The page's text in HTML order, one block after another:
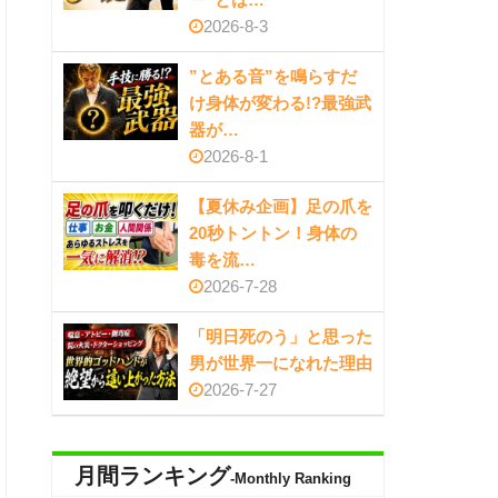
2026-8-3
”とある音”を鳴らすだ
け身体が変わる!?最強武
器が…
2026-8-1
【夏休み企画】足の爪を
20秒トントン！身体の
毒を流…
2026-7-28
「明日死のう」と思った
男が世界一になれた理由
2026-7-27
月間ランキング-Monthly Ranking